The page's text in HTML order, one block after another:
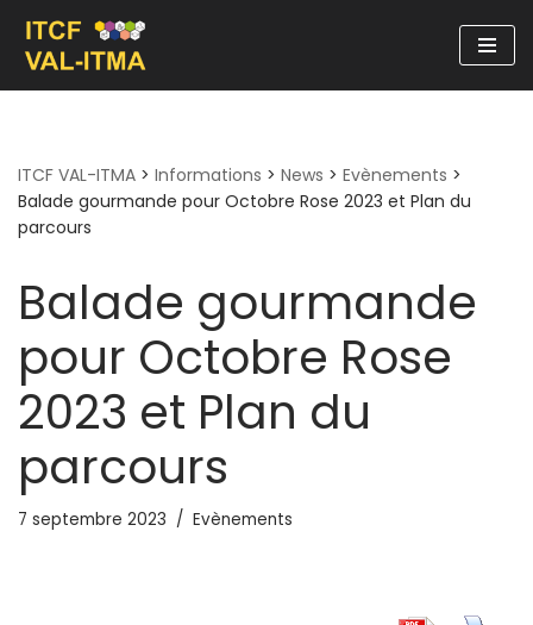
Aller
au
ITCF VAL-ITMA > Informations > News > Evènements >
Balade gourmande pour Octobre Rose 2023 et Plan du
parcours
Balade gourmande
pour Octobre Rose
2023 et Plan du
parcours
7 septembre 2023 Evènements